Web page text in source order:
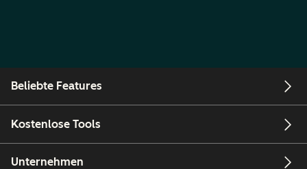
Beliebte Features
Kostenlose Tools
Unternehmen